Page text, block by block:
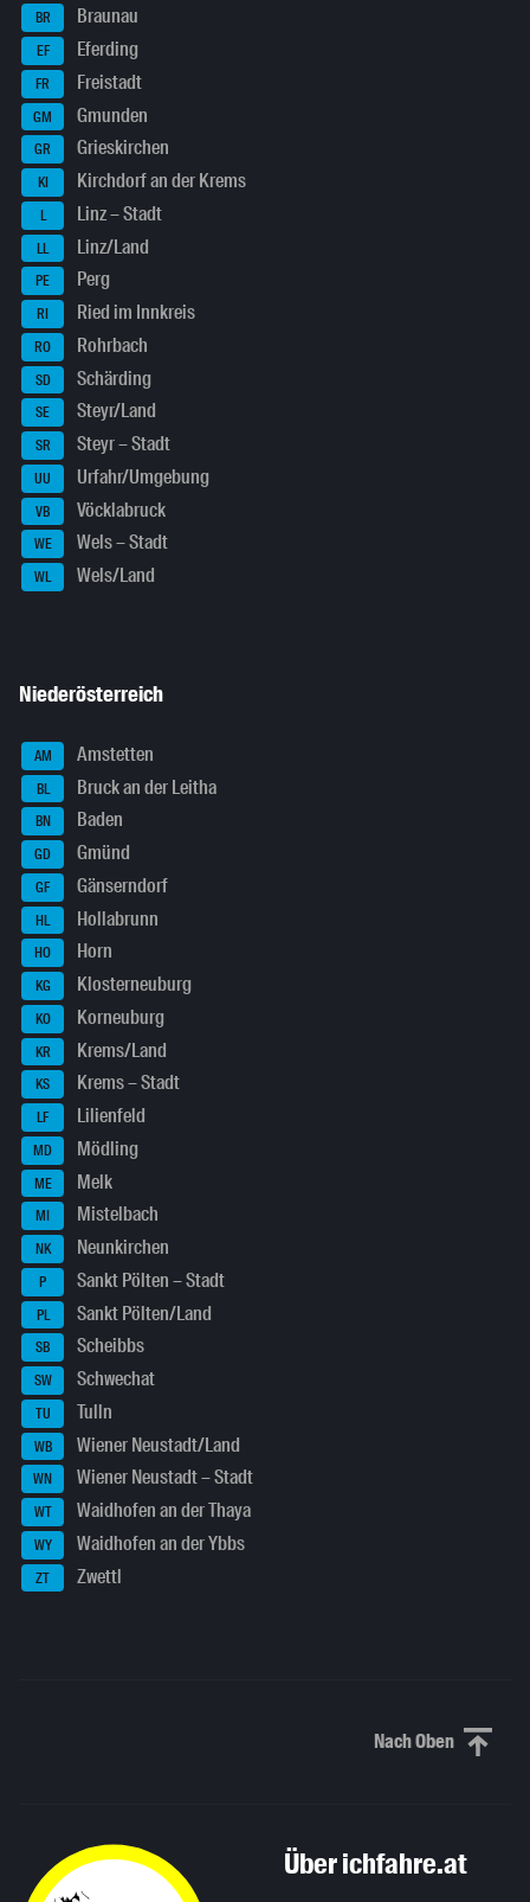
BR Braunau
EF Eferding
FR Freistadt
GM Gmunden
GR Grieskirchen
KI Kirchdorf an der Krems
L Linz – Stadt
LL Linz/Land
PE Perg
RI Ried im Innkreis
RO Rohrbach
SD Schärding
SE Steyr/Land
SR Steyr – Stadt
UU Urfahr/Umgebung
VB Vöcklabruck
WE Wels – Stadt
WL Wels/Land
Niederösterreich
AM Amstetten
BL Bruck an der Leitha
BN Baden
GD Gmünd
GF Gänserndorf
HL Hollabrunn
HO Horn
KG Klosterneuburg
KO Korneuburg
KR Krems/Land
KS Krems – Stadt
LF Lilienfeld
MD Mödling
ME Melk
MI Mistelbach
NK Neunkirchen
P Sankt Pölten – Stadt
PL Sankt Pölten/Land
SB Scheibbs
SW Schwechat
TU Tulln
WB Wiener Neustadt/Land
WN Wiener Neustadt – Stadt
WT Waidhofen an der Thaya
WY Waidhofen an der Ybbs
ZT Zwettl
Nach ObenNach oben
Über ichfahre.at